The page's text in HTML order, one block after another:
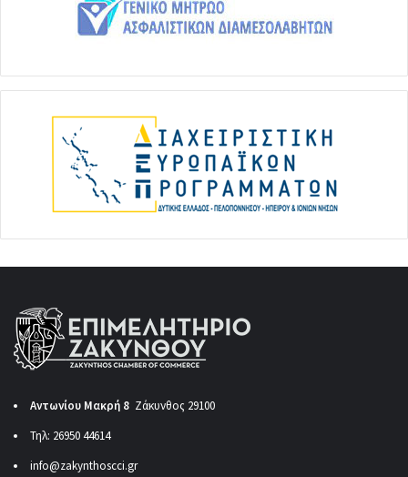
Αντωνίου Μακρή 8 Ζάκυνθος 29100
Τηλ: 26950 44614
info@zakynthoscci.gr